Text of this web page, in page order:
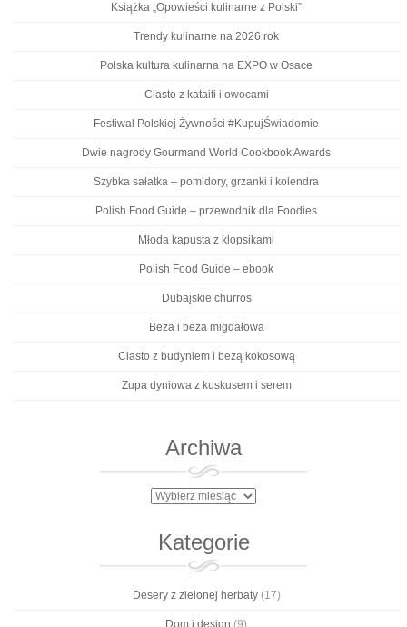
Książka „Opowieści kulinarne z Polski”
Trendy kulinarne na 2026 rok
Polska kultura kulinarna na EXPO w Osace
Ciasto z kataifi i owocami
Festiwal Polskiej Żywności #KupujŚwiadomie
Dwie nagrody Gourmand World Cookbook Awards
Szybka sałatka – pomidory, grzanki i kolendra
Polish Food Guide – przewodnik dla Foodies
Młoda kapusta z klopsikami
Polish Food Guide – ebook
Dubajskie churros
Beza i beza migdałowa
Ciasto z budyniem i bezą kokosową
Zupa dyniowa z kuskusem i serem
Archiwa
Archiwa
Kategorie
Desery z zielonej herbaty(17)